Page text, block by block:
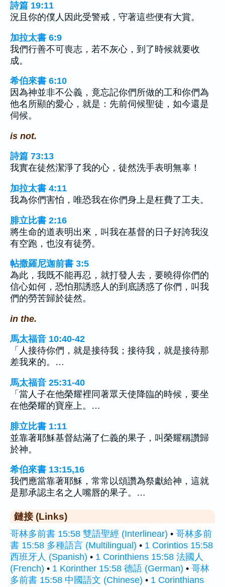
詩篇 19:11
況且你的僕人因此受警戒，守著這些便有大賞。
加拉太書 6:9
我們行善不可喪志，若不灰心，到了時候就要收
成。
希伯來書 6:10
因為神並非不公義，竟忘記你們所做的工和你們為
他名所顯的愛心，就是：先前伺候聖徒，如今還是
伺候。
is not.
詩篇 73:13
我實在徒然潔淨了我的心，徒然洗手表明無辜！
加拉太書 4:11
我為你們害怕，唯恐我在你們身上是枉費了工夫。
腓立比書 2:16
將生命的道表明出來，叫我在基督的日子好誇我沒
有空跑，也沒有徒勞。
帖撒羅尼迦前書 3:5
為此，我既不能再忍，就打發人去，要曉得你們的
信心如何，恐怕那誘惑人的到底誘惑了你們，叫我
們的勞苦歸於徒然。
in the.
馬太福音 10:40-42
「人接待你們，就是接待我；接待我，就是接待那
差我來的。…
馬太福音 25:31-40
「當人子在他榮耀裡同著眾天使降臨的時候，要坐
在他榮耀的寶座上。…
腓立比書 1:11
並靠著耶穌基督結滿了仁義的果子，叫榮耀稱讚歸
於神。
希伯來書 13:15,16
我們應當靠著耶穌，常常以頌讚為祭獻給神，這就
是那承認主名之人嘴唇的果子。…
鏈接 (Links)
哥林多前書 15:58 雙語聖經 (Interlinear) • 哥林多前
書 15:58 多種語言 (Multilingual) • 1 Corintios 15:58
西班牙人 (Spanish) • 1 Corinthiens 15:58 法國人
(French) • 1 Korinther 15:58 德語 (German) • 哥林
多前書 15:58 中國語文 (Chinese) • 1 Corinthians